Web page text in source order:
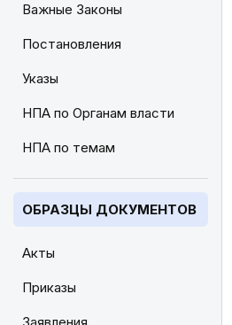
Важные Законы
Постановления
Указы
НПА по Органам власти
НПА по темам
ОБРАЗЦЫ ДОКУМЕНТОВ
Акты
Приказы